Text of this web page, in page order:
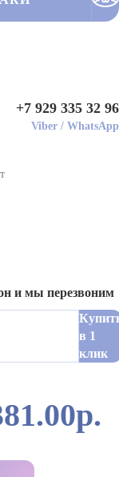
+7 929 335 32 96
Viber / WhatsApp
и мы перезвоним
в 1
клик